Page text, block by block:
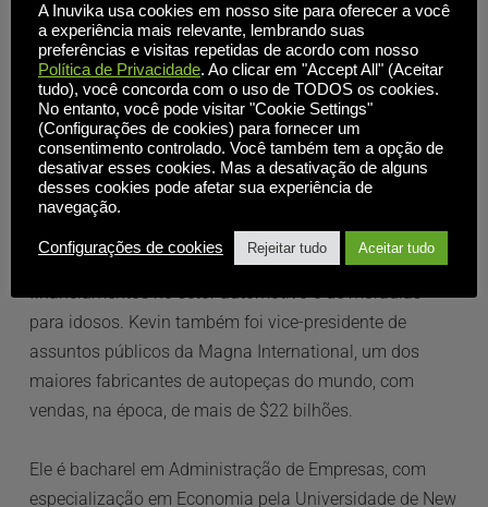
Kevin tem mais de uma década como CEO e mais 20
anos de experiência em consultoria a empresas do
setor de tecnologia, incluindo uma empresa pública que
era a maior revendedora Citrix da América do Norte.
Antes de ingressar na Inuvika, ele foi presidente da Link
Strategies, uma empresa de consultoria sediada em
Toronto, onde atuou como consultor em grandes
financiamentos no setor automotivo e de moradias
para idosos. Kevin também foi vice-presidente de
assuntos públicos da Magna International, um dos
maiores fabricantes de autopeças do mundo, com
vendas, na época, de mais de $22 bilhões.
Ele é bacharel em Administração de Empresas, com
especialização em Economia pela Universidade de New
A Inuvika usa cookies em nosso site para oferecer a você
a experiência mais relevante, lembrando suas
preferências e visitas repetidas de acordo com nosso
Política de Privacidade. Ao clicar em "Accept All" (Aceitar
tudo), você concorda com o uso de TODOS os cookies.
No entanto, você pode visitar "Cookie Settings"
(Configurações de cookies) para fornecer um
consentimento controlado. Você também tem a opção de
desativar esses cookies. Mas a desativação de alguns
desses cookies pode afetar sua experiência de
navegação.
Configurações de cookies Rejeitar tudo Aceitar tudo